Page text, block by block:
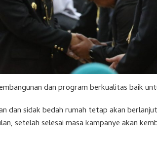
dan program berkualitas baik
dan sidak bedah rumah tetap akan
setelah selesai masa kampanye akan